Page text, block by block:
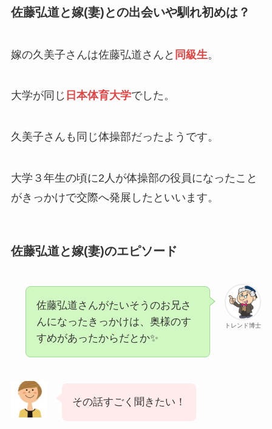
佐藤弘道と嫁(妻)との出会いや馴れ初めは？
嫁の久美子さんは佐藤弘道さんと 同級生。
大学が同じ 日本体育大学でした。
久美子さんも同じ体操部だったようです。
大学３年生の頃に2人が体操部の役員になったこと
がきっかけで交際へ発展したといいます。
佐藤弘道と嫁(妻)のエピソード
トレンド博士
佐藤弘道さんがたいそうのお兄さ
んになったきっかけは、奥様のす
すめがあったからだとか✨
その話すごく聞きたい！